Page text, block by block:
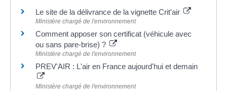
Le site de la délivrance de la vignette Crit'air
Ministère chargé de l'environnement
Comment apposer son certificat (véhicule avec
ou sans pare-brise) ?
Ministère chargé de l'environnement
PREV'AIR : L'air en France aujourd'hui et demain
Ministère chargé de l'environnement